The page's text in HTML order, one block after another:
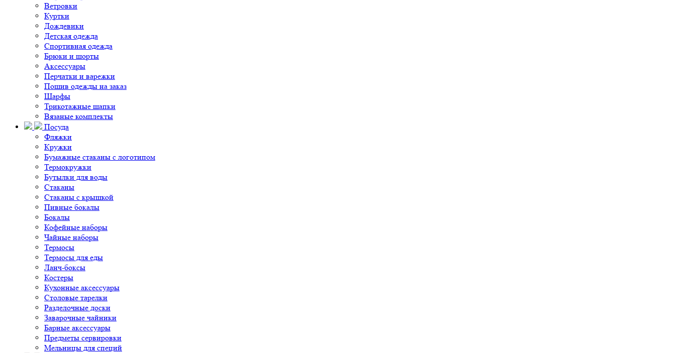
Ветровки
Куртки
Дождевики
Детская одежда
Спортивная одежда
Брюки и шорты
Аксессуары
Перчатки и варежки
Пошив одежды на заказ
Шарфы
Трикотажные шапки
Вязаные комплекты
Посуда
Фляжки
Кружки
Бумажные стаканы с логотипом
Термокружки
Бутылки для воды
Стаканы
Стаканы с крышкой
Пивные бокалы
Бокалы
Кофейные наборы
Чайные наборы
Термосы
Термосы для еды
Ланч-боксы
Костеры
Кухонные аксессуары
Столовые тарелки
Разделочные доски
Заварочные чайники
Барные аксессуары
Предметы сервировки
Мельницы для специй